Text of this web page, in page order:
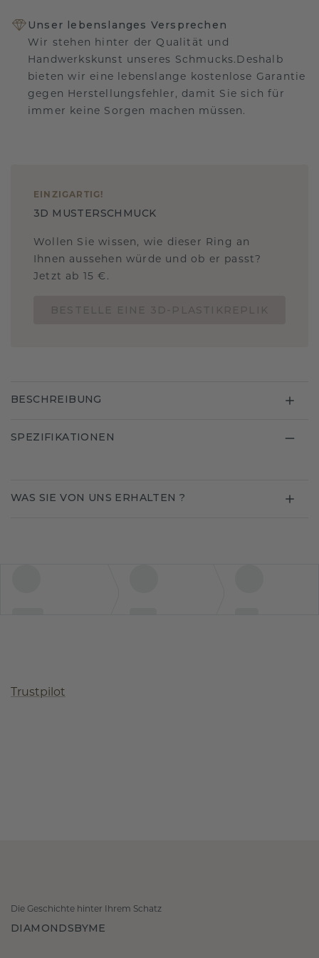
Unser lebenslanges Versprechen
Wir stehen hinter der Qualität und
Handwerkskunst unseres Schmucks.Deshalb
bieten wir eine lebenslange kostenlose Garantie
gegen Herstellungsfehler, damit Sie sich für
immer keine Sorgen machen müssen.
EINZIGARTIG !
3D MUSTERSCHMUCK
Wollen Sie wissen, wie dieser Ring an
Ihnen aussehen würde und ob er passt?
Jetzt ab 15 €.
BESCHREIBUNG
SPEZIFIKATIONEN
WAS SIE VON UNS ERHALTEN ?
Trustpilot
Die Geschichte hinter Ihrem Schatz
DIAMONDSBYME